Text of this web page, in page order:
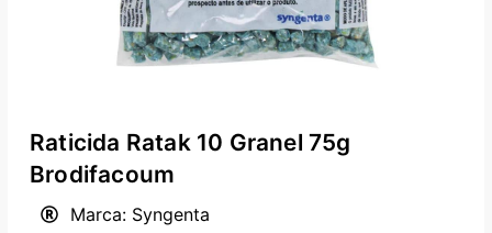
Raticida Ratak 10 Granel 75g
Brodifacoum
Marca: Syngenta